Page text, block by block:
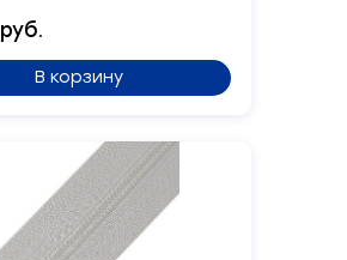
руб.
В корзину